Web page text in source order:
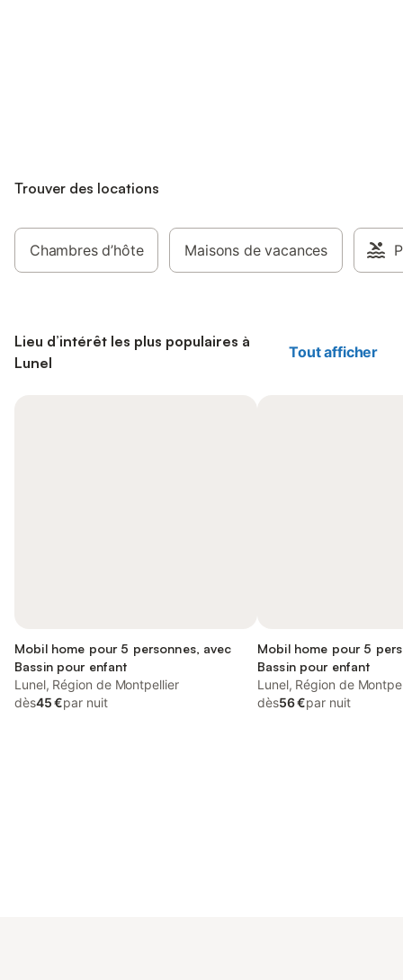
Trouver des locations
Chambres d’hôte Maisons de vacances
Lieu d’intérêt les plus populaires à
Lunel
Tout afficher
Mobil home pour 5 personnes, avec
Bassin pour enfant
Lunel, Région de Montpellier
dès45 €par nuit
Mobil home pour 5
Bassin pour enfant
Lunel, Région de
dès56 €par nuit